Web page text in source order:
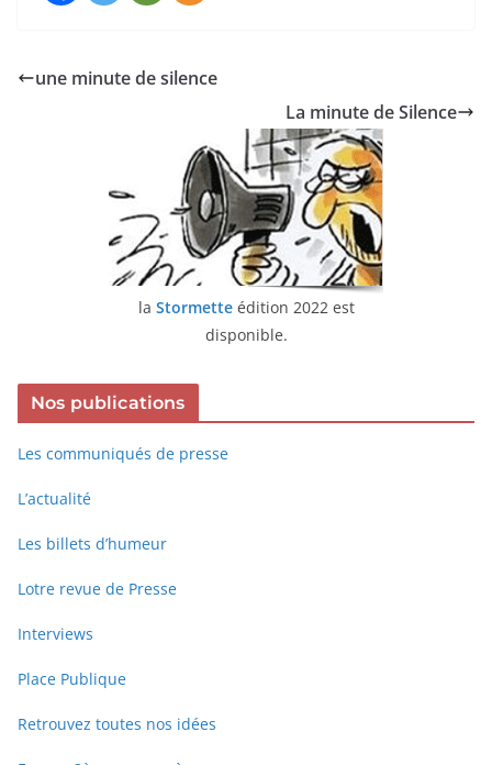
une minute de silence
La minute de Silence
la Stormetteédition 2022 est
disponible.
Nos publications
Les communiqués de presse
L’actualité
Les billets d’humeur
Lotre revue de Presse
Interviews
Place Publique
Retrouvez toutes nos idées